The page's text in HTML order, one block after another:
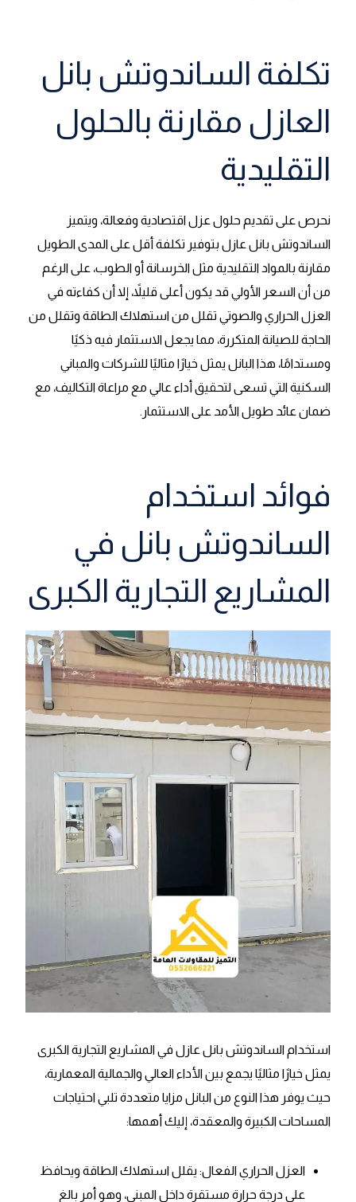
تكلفة الساندوتش بانل
العازل مقارنة بالحلول
التقليدية
نحرص على تقديم حلول عزل اقتصادية وفعالة، ويتميز
الساندوتش بانل عازل بتوفير تكلفة أقل على المدى الطويل
مقارنة بالمواد التقليدية مثل الخرسانة أو الطوب، على الرغم
من أن السعر الأولي قد يكون أعلى قليلاً، إلا أن كفاءته في
العزل الحراري والصوتي تقلل من استهلاك الطاقة وتقلل من
الحاجة للصيانة المتكررة، مما يجعل الاستثمار فيه ذكيًا
ومستدامًا، هذا البانل يمثل خيارًا مثاليًا للشركات والمباني
السكنية التي تسعى لتحقيق أداء عالي مع مراعاة التكاليف، مع
ضمان عائد طويل الأمد على الاستثمار.
فوائد استخدام
الساندوتش بانل في
المشاريع التجارية الكبرى
استخدام الساندوتش بانل عازل في المشاريع التجارية الكبرى
يمثل خيارًا مثاليًا يجمع بين الأداء العالي والجمالية المعمارية،
حيث يوفر هذا النوع من البانل مزايا متعددة تلبي احتياجات
المساحات الكبيرة والمعقدة، إليك أهمها:
العزل الحراري الفعال: يقلل استهلاك الطاقة ويحافظ
على درجة حرارة مستقرة داخل المبنى، وهو أمر بالغ